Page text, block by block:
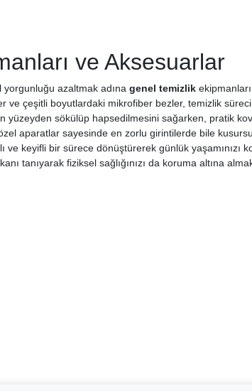
ve Aksesuarlar
yorgunluğu azaltmak adına genel temizlik
ve çeşitli boyutlardaki mikrofiber bezler, temizlik
yüzeyden sökülüp hapsedilmesini sağarken, pratik
aparatlar sayesinde en zorlu girintilerde bile
ve keyifli bir sürece dönüştürerek günlük yaşamınızı
tanıyarak fiziksel sağlığınızı da koruma altına